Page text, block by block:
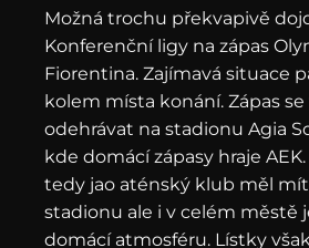
Možná trochu překvapivě
Konferenční ligy na zápas
Fiorentina. Zajímavá situace
kolem místa konání. Zápas
odehrávat na stadionu Agia
kde domácí zápasy hraje
tedy jao aténský klub měl
stadionu ale i v celém městě
domácí atmosféru. Lístky